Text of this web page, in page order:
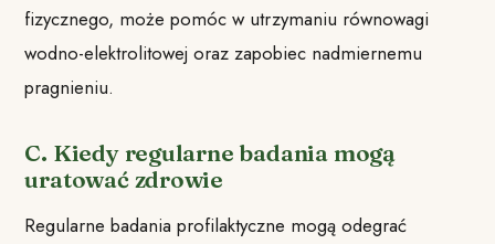
fizycznego, może pomóc w utrzymaniu równowagi
wodno-elektrolitowej oraz zapobiec nadmiernemu
pragnieniu.
C. Kiedy regularne badania mogą
uratować zdrowie
Regularne badania profilaktyczne mogą odegrać